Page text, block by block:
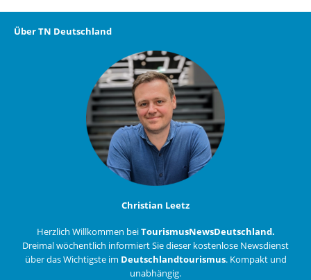
Über TN Deutschland
Christian Leetz
Herzlich Willkommen beiTourismusNewsDeutschland.
Dreimal wöchentlich informiert Sie dieser kostenlose Newsdienst
über das Wichtigste im Deutschlandtourismus. Kompakt und
unabhängig.